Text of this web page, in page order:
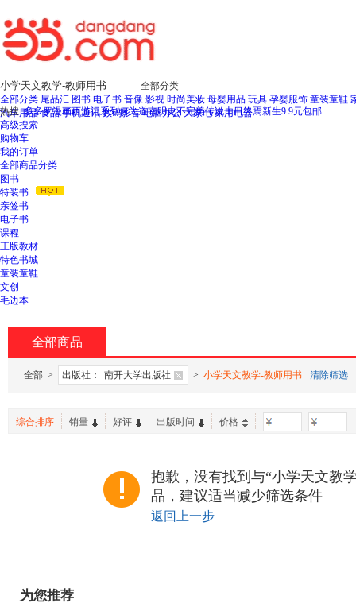
全部分类
全部分类 尾品汇 图书 电子书 音像 影视 时尚美妆 母婴用品 玩具 孕婴服饰 童装童鞋
汽车用品 食品 手机通讯 数码影音 电脑办公 大家电 家用电器
热搜:多多罗漫画西游记系列何为道南明史不完美传说十日终焉新生9.9元包邮
高级搜索
购物车
我的订单
全部商品分类
图书
特装书
亲签书
电子书
课程
正版教材
特色书城
童装童鞋
文创
毛边本
全部商品
全部 > 出版社： 南开大学出版社 > 小学天文教学-教师用书 清除筛选
综合排序 销量 好评 出版时间 价格 -
抱歉，没有找到与“小学天文教
品，建议适当减少筛选条件
返回上一步
为您推荐